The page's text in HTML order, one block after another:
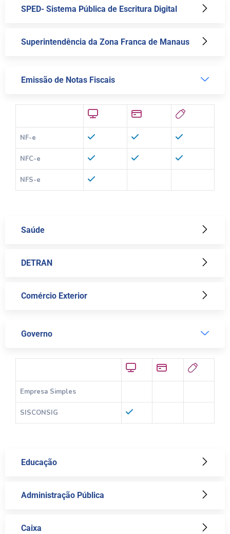
SPED- Sistema Pública de Escritura Digital
Superintendência da Zona Franca de Manaus
Emissão de Notas Fiscais
NF-e
NFC-e
NFS-e
Saúde
DETRAN
Comércio Exterior
Governo
Empresa Simples
SISCONSIG
Educação
Administração Pública
Caixa